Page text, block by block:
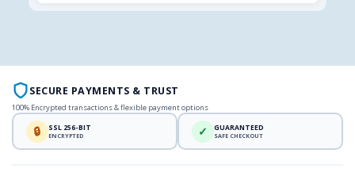
SECURE PAYMENTS & TRUST
100% Encrypted transactions & flexible payment options
🔒 SSL 256-BIT
ENCRYPTED ✓ GUARANTEED
SAFE CHECKOUT